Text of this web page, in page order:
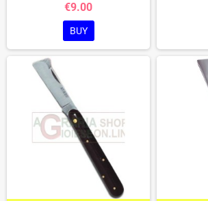
€9.00
BUY